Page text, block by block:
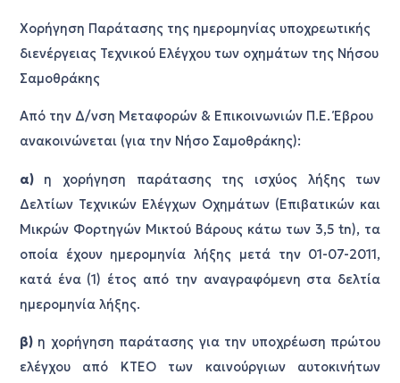
Χορήγηση Παράτασης της ημερομηνίας υποχρεωτικής
διενέργειας Τεχνικού Ελέγχου των οχημάτων της Νήσου
Σαμοθράκης
Από την Δ/νση Μεταφορών & Επικοινωνιών Π.Ε. Έβρου
ανακοινώνεται (για την Νήσο Σαμοθράκης):
α)η χορήγηση παράτασης της ισχύος λήξης των
Δελτίων Τεχνικών Ελέγχων Οχημάτων (Επιβατικών και
Μικρών Φορτηγών Μικτού Βάρους κάτω των 3,5 tn), τα
οποία έχουν ημερομηνία λήξης μετά την 01-07-2011,
κατά ένα (1) έτος από την αναγραφόμενη στα δελτία
ημερομηνία λήξης.
β)η χορήγηση παράτασης για την υποχρέωση πρώτου
ελέγχου από ΚΤΕΟ των καινούργιων αυτοκινήτων